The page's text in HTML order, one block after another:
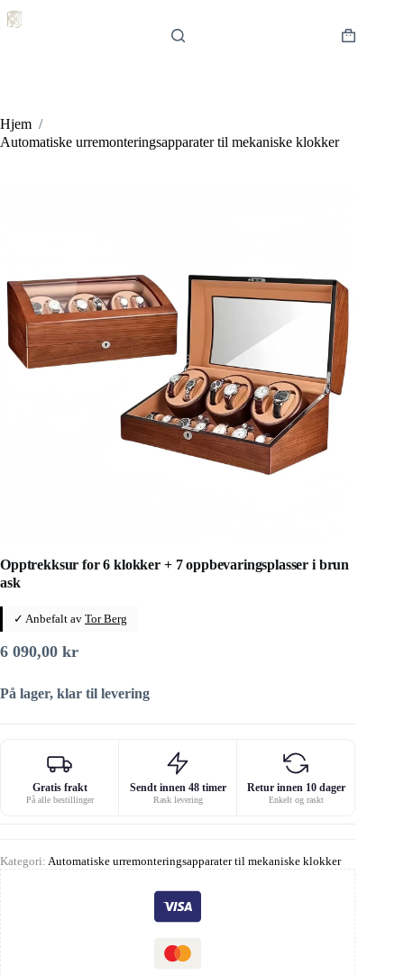
til
Hjem /
Automatiske urremonteringsapparater til mekaniske klokker
Opptrekksur for 6 klokker + 7 oppbevaringsplasser i brun
ask
✓ Anbefalt av Tor Berg
6 090,00 kr
På lager, klar til levering
Gratis frakt
På alle bestillinger
Sendt innen 48 timer
Rask levering
Retur innen 10 dager
Enkelt og raskt
Kategori: Automatiske urremonteringsapparater til mekaniske klokker